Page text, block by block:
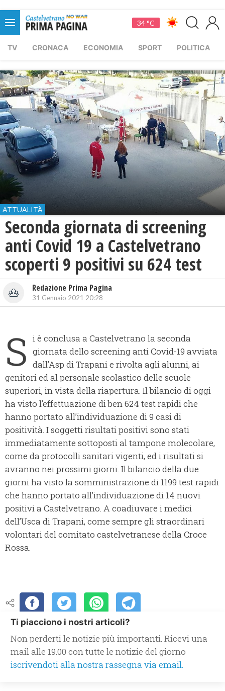
34 °C
TV CRONACA ECONOMIA SPORT POLITICA
ATTUALITÀ
Seconda giornata di screening
anti Covid 19 a Castelvetrano
scoperti 9 positivi su 624 test
Redazione Prima Pagina
31 Gennaio 2021 20:28
S i è conclusa a Castelvetrano la seconda
giornata dello screening anti Covid-19 avviata
dall’Asp di Trapani e rivolta agli alunni, ai
genitori ed al personale scolastico delle scuole
superiori, in vista della riapertura. Il bilancio di oggi
ha visto l’effettuazione di ben 624 test rapidi che
hanno portato all’individuazione di 9 casi di
positività. I soggetti risultati positivi sono stati
immediatamente sottoposti al tampone molecolare,
come da protocolli sanitari vigenti, ed i risultati si
avranno nei prossimi giorni. Il bilancio della due
giorni ha visto la somministrazione di 1199 test rapidi
che hanno portato all’individuazione di 14 nuovi
positivi a Castelvetrano. A coadiuvare i medici
dell’Usca di Trapani, come sempre gli straordinari
volontari del comitato castelvetranese della Croce
Rossa.
Ti piacciono i nostri articoli?
Non perderti le notizie più importanti. Ricevi una
mail alle 19.00 con tutte le notizie del giorno
iscrivendoti alla nostra rassegna via email.